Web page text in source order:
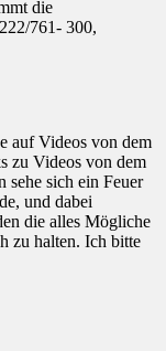
die
761- 300,
auf Videos von dem
zu Videos von dem
sehe sich ein Feuer
und dabei
die alles Mögliche
zu halten. Ich bitte